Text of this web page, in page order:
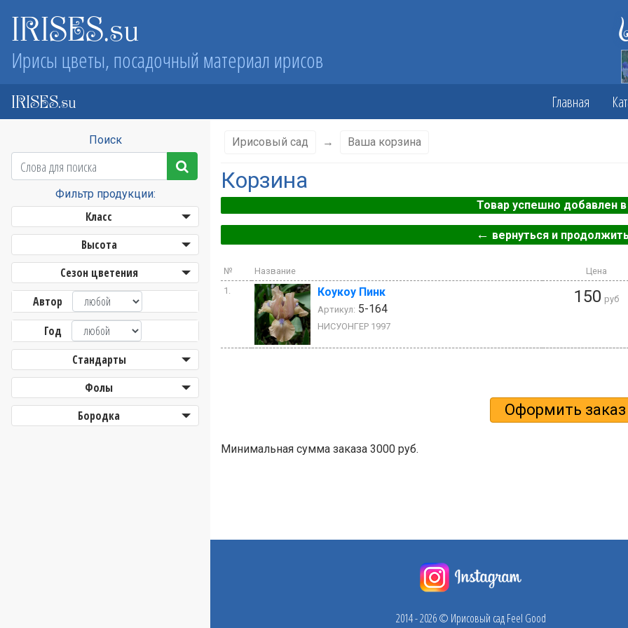
IRISES.su
Ирисы цветы, посадочный материал ирисов
IRISES.su Главная
Поиск
Фильтр продукции:
Класс
Высота
Сезон цветения
Автор
Год
Стандарты
Фолы
Бородка
Ирисовый сад → Ваша корзина
Корзина
Товар успешно добавлен в
← вернуться и
№ Название Цена
1.
Коукоу Пинк
Артикул: 5-164
НИСУОНГЕР 1997
150 руб
Минимальная сумма заказа 3000 руб.
2014 - 2026 © Ирисовый сад Feel Good